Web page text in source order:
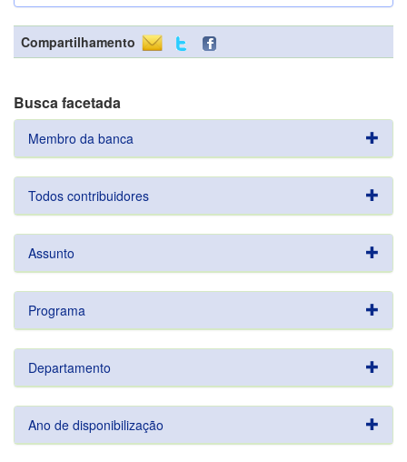
Compartilhamento
Busca facetada
Membro da banca
Todos contribuidores
Assunto
Programa
Departamento
Ano de disponibilização